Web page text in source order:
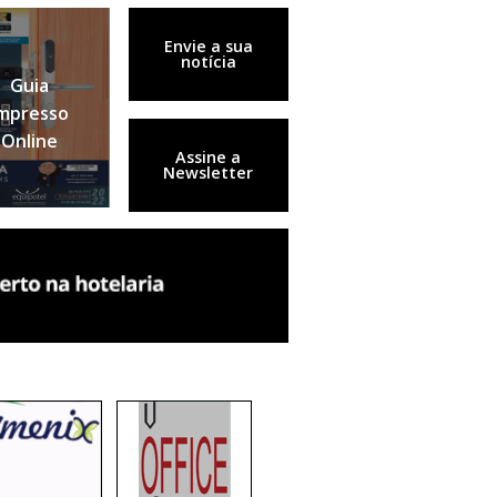
Guia
Online
Envie a sua
notícia
Assine a
Newsletter